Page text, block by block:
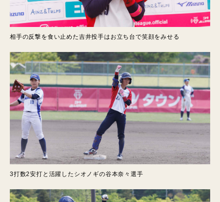
相手の反撃を食い止めた吉井投手はお立ち台で笑顔をみせる
3打数2安打と活躍したシオノギの谷本奈々選手